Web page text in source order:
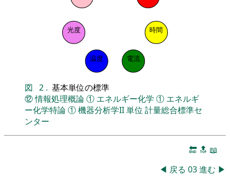
時間
電流
温度
光度
図 2 . 基本単位の標準
⑫情報処理概論① エネルギー化学 ① エネルギ
ー化学特論①機器分析学II単位 計量総合標準セ
ンター
🔚 🔝 📖
◀ 戻る 03進む ▶